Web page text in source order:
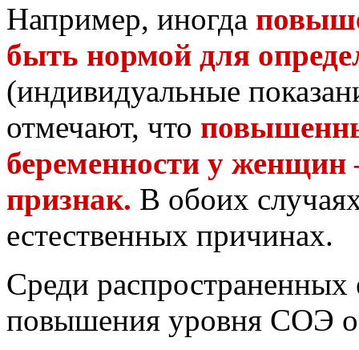
Например, иногда
быть нормой для
(индивидуальные
отмечают, что
беременности у
признак. В обоих
естественных причинах.
Среди
повышения уровня СОЭ